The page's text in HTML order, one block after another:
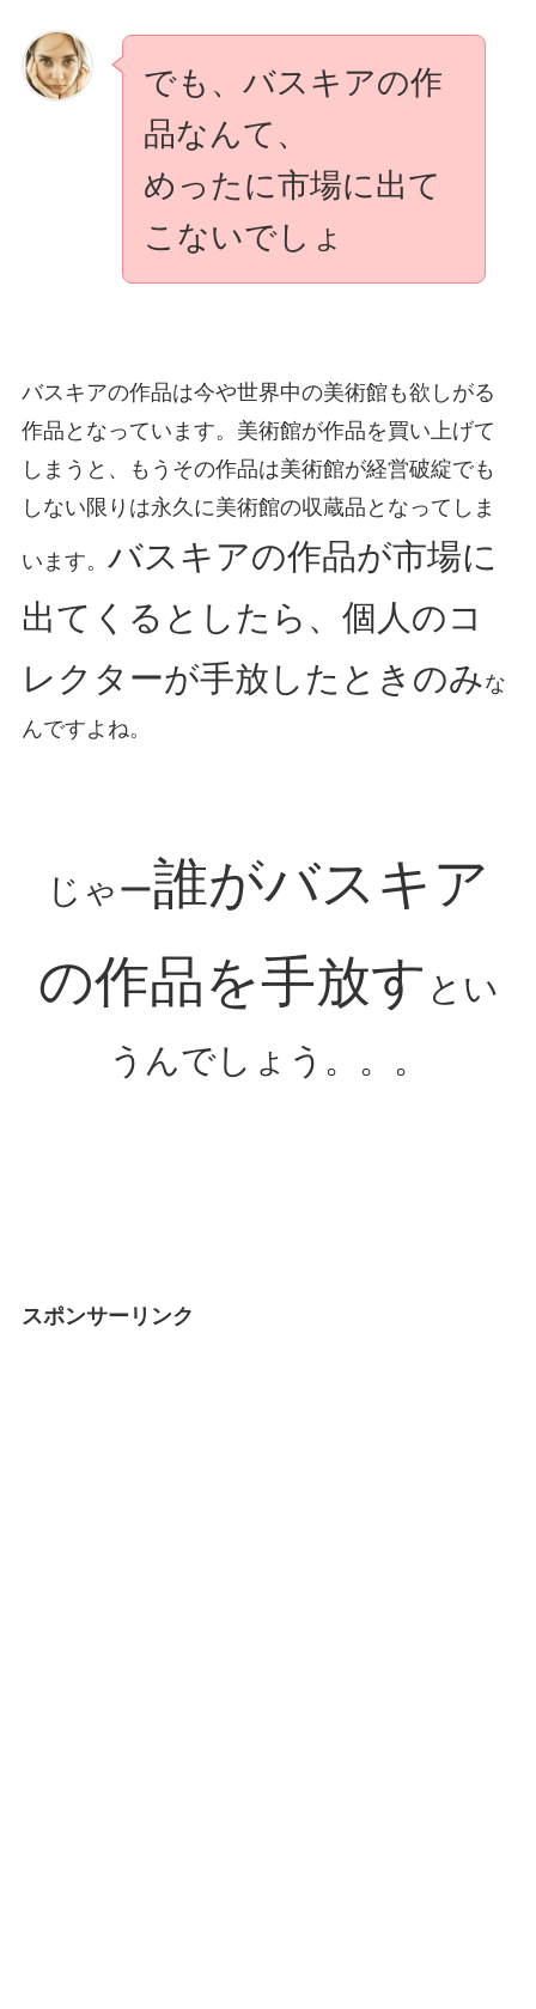
でも、バスキアの作
品なんて、
めったに市場に出て
こないでしょ
バスキアの作品は今や世界中の美術館も欲しがる
作品となっています。美術館が作品を買い上げて
しまうと、もうその作品は美術館が経営破綻でも
しない限りは永久に美術館の収蔵品となってしま
います。 バスキアの作品が市場に
出てくるとしたら、個人のコ
レクターが手放したときのみな
んですよね。
じゃー誰がバスキア
の作品を手放す とい
うんでしょう。。。
スポンサーリンク